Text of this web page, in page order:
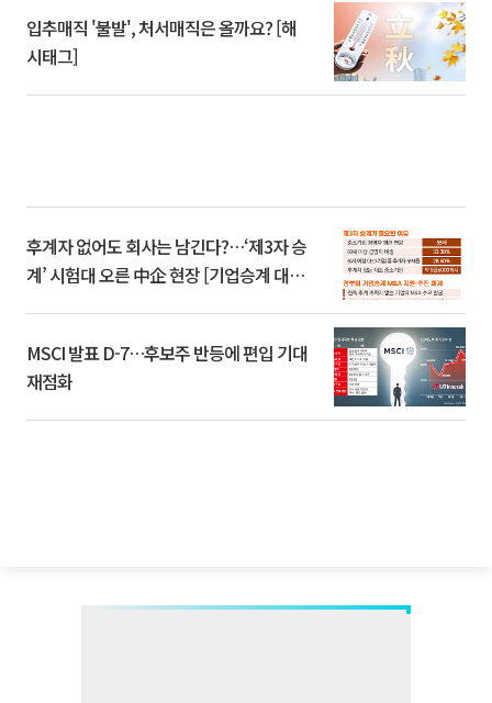
입추매직 '불발', 처서매직은 올까요? [해
시태그]
후계자 없어도 회사는 남긴다?…‘제3자 승
계’ 시험대 오른 中企 현장 [기업승계 대전
MSCI 발표 D-7…후보주 반등에 편입 기대
재점화